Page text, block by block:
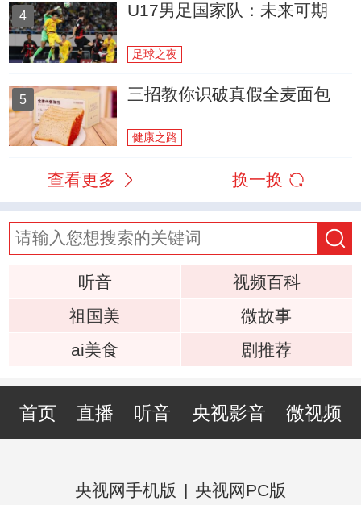
4 U17男足国家队：未来可期
足球之夜
5 三招教你识破真假全麦面包
健康之路
查看更多 换一换
听音
视频百科
祖国美
微故事
ai美食
剧推荐
首页 直播 听音 央视影音 微视频
央视网手机版 | 央视网PC版